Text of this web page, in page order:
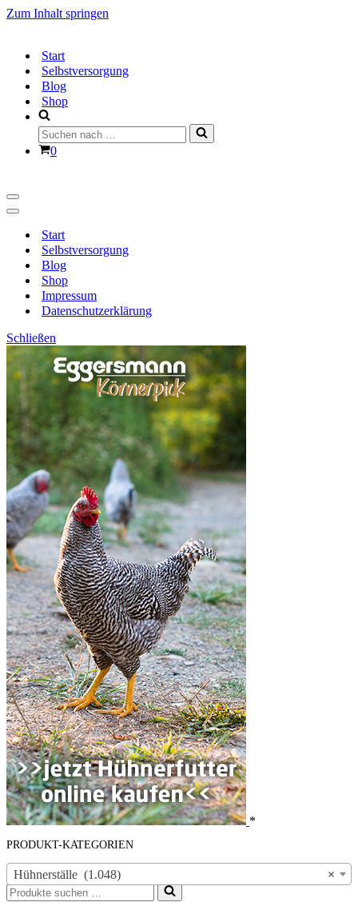
Zum Inhalt springen
Start
Selbstversorgung
Blog
Shop
Suchen
nach …
Warenkorb
0
Navigationsmenü
Navigationsmenü
Start
Selbstversorgung
Blog
Shop
Impressum
Datenschutzerklärung
Schließen
*
PRODUKT-KATEGORIEN
×
Hühnerställe (1.048)
Suchen
nach …